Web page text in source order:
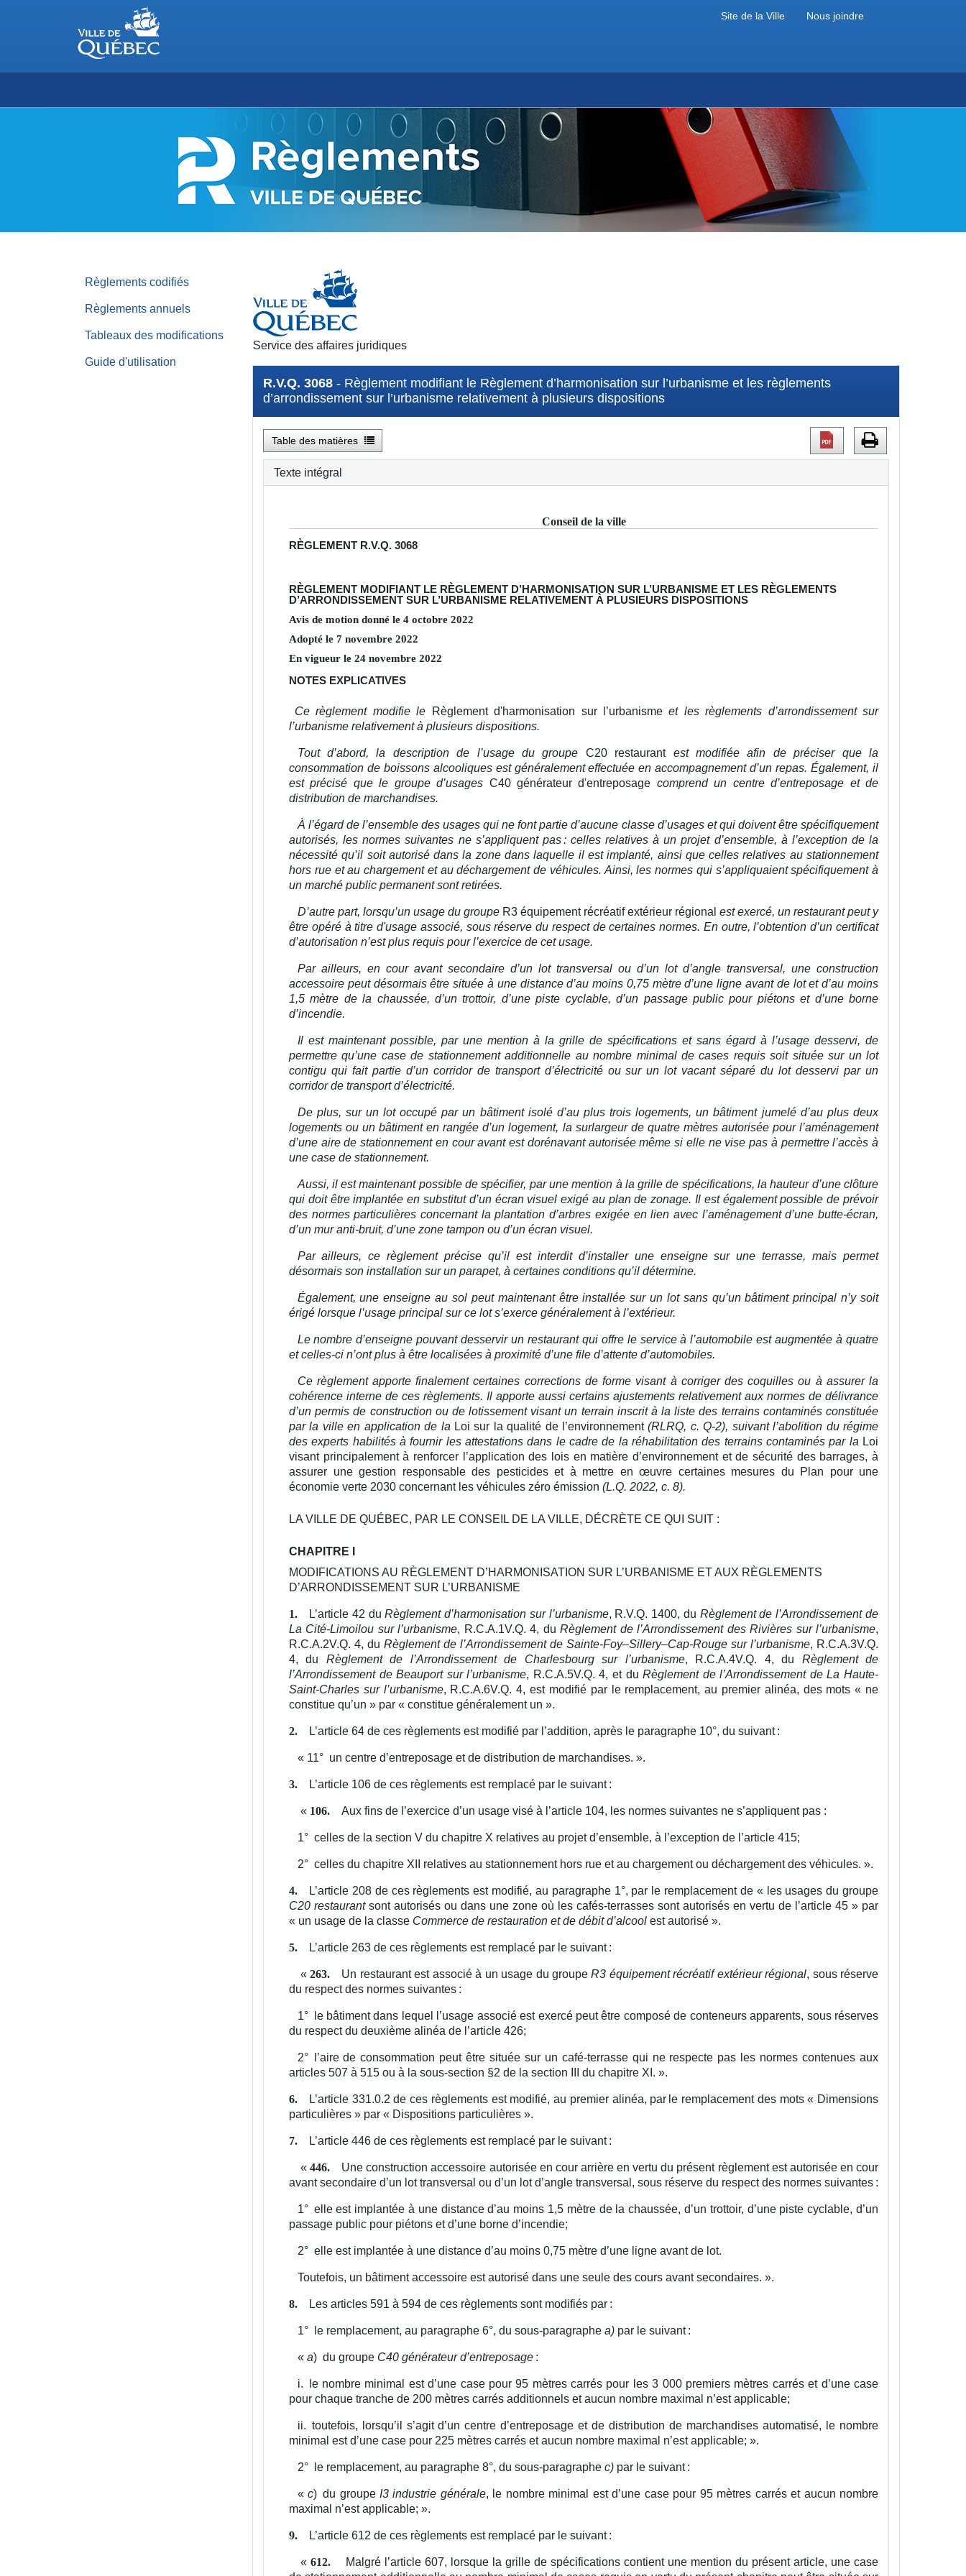
Nous joindre
Site de la Ville
Règlements codifiés
Règlements annuels
Tableaux des modifications
Guide d'utilisation
Service des affaires juridiques
R.V.Q. 3068 - Règlement modifiant le Règlement d’harmonisation sur l’urbanisme et les règlements
d’arrondissement sur l’urbanisme relativement à plusieurs dispositions
Table des matières
Texte intégral
Conseil de la ville
RÈGLEMENT R.V.Q. 3068
RÈGLEMENT MODIFIANT LE RÈGLEMENT D’HARMONISATION SUR L’URBANISME ET LES RÈGLEMENTS
D’ARRONDISSEMENT SUR L’URBANISME RELATIVEMENT À PLUSIEURS DISPOSITIONS
Avis de motion donné le 4 octobre 2022
Adopté le 7 novembre 2022
En vigueur le 24 novembre 2022
NOTES EXPLICATIVES
Ce règlement modifie le Règlement d'harmonisation sur l’urbanismeet les règlements d’arrondissement sur
l’urbanisme relativement à plusieurs dispositions.
Tout d’abord, la description de l’usage du groupe C20 restaurantest modifiée afin de préciser que la
consommation de boissons alcooliques est généralement effectuée en accompagnement d’un repas. Également, il
est précisé que le groupe d’usages C40 générateur d'entreposage comprend un centre d’entreposage et de
distribution de marchandises.
À l’égard de l’ensemble des usages qui ne font partie d’aucune classe d’usages et qui doivent être spécifiquement
autorisés, les normes suivantes ne s’appliquent pas : celles relatives à un projet d’ensemble, à l’exception de la
nécessité qu’il soit autorisé dans la zone dans laquelle il est implanté, ainsi que celles relatives au stationnement
hors rue et au chargement et au déchargement de véhicules. Ainsi, les normes qui s’appliquaient spécifiquement à
un marché public permanent sont retirées.
D’autre part, lorsqu’un usage du groupe R3 équipement récréatif extérieur régional est exercé, un restaurant peut y
être opéré à titre d'usage associé, sous réserve du respect de certaines normes. En outre, l’obtention d’un certificat
d’autorisation n’est plus requis pour l’exercice de cet usage.
Par ailleurs, en cour avant secondaire d’un lot transversal ou d’un lot d’angle transversal, une construction
accessoire peut désormais être située à une distance d’au moins 0,75 mètre d’une ligne avant de lot et d’au moins
1,5 mètre de la chaussée, d’un trottoir, d’une piste cyclable, d’un passage public pour piétons et d’une borne
d’incendie.
Il est maintenant possible, par une mention à la grille de spécifications et sans égard à l’usage desservi, de
permettre qu’une case de stationnement additionnelle au nombre minimal de cases requis soit située sur un lot
contigu qui fait partie d’un corridor de transport d’électricité ou sur un lot vacant séparé du lot desservi par un
corridor de transport d’électricité.
De plus, sur un lot occupé par un bâtiment isolé d’au plus trois logements, un bâtiment jumelé d’au plus deux
logements ou un bâtiment en rangée d’un logement, la surlargeur de quatre mètres autorisée pour l’aménagement
d’une aire de stationnement en cour avant est dorénavant autorisée même si elle ne vise pas à permettre l’accès à
une case de stationnement.
Aussi, il est maintenant possible de spécifier, par une mention à la grille de spécifications, la hauteur d’une clôture
qui doit être implantée en substitut d’un écran visuel exigé au plan de zonage. Il est également possible de prévoir
des normes particulières concernant la plantation d’arbres exigée en lien avec l’aménagement d’une butte-écran,
d’un mur anti-bruit, d’une zone tampon ou d’un écran visuel.
Par ailleurs, ce règlement précise qu’il est interdit d’installer une enseigne sur une terrasse, mais permet
désormais son installation sur un parapet, à certaines conditions qu’il détermine.
Également, une enseigne au sol peut maintenant être installée sur un lot sans qu’un bâtiment principal n’y soit
érigé lorsque l’usage principal sur ce lot s’exerce généralement à l’extérieur.
Le nombre d’enseigne pouvant desservir un restaurant qui offre le service à l’automobile est augmentée à quatre
et celles-ci n’ont plus à être localisées à proximité d’une file d’attente d’automobiles.
Ce règlement apporte finalement certaines corrections de forme visant à corriger des coquilles ou à assurer la
cohérence interne de ces règlements. Il apporte aussi certains ajustements relativement aux normes de délivrance
d’un permis de construction ou de lotissement visant un terrain inscrit à la liste des terrains contaminés constituée
par la ville en application de la Loi sur la qualité de l’environnement(RLRQ, c. Q-2), suivant l’abolition du régime
des experts habilités à fournir les attestations dans le cadre de la réhabilitation des terrains contaminés par la Loi
visant principalement à renforcer l’application des lois en matière d’environnement et de sécurité des barrages, à
assurer une gestion responsable des pesticides et à mettre en œuvre certaines mesures du Plan pour une
économie verte 2030 concernant les véhicules zéro émission (L.Q. 2022, c. 8).
LA VILLE DE QUÉBEC, PAR LE CONSEIL DE LA VILLE, DÉCRÈTE CE QUI SUIT :
CHAPITRE I
MODIFICATIONS AU RÈGLEMENT D’HARMONISATION SUR L’URBANISME ET AUX RÈGLEMENTS
D’ARRONDISSEMENT SUR L’URBANISME
1. L’article 42 duRèglement d’harmonisation sur l’urbanisme, R.V.Q. 1400, du Règlement de l’Arrondissement de
La Cité-Limoilou sur l’urbanisme, R.C.A.1V.Q. 4, duRèglement de l’Arrondissement des Rivières sur l’urbanisme,
R.C.A.2V.Q. 4, du Règlement de l’Arrondissement de Sainte‑Foy–Sillery–Cap‑Rouge sur l’urbanisme, R.C.A.3V.Q.
4, du Règlement de l’Arrondissement de Charlesbourg sur l’urbanisme, R.C.A.4V.Q. 4, du Règlement de
l’Arrondissement de Beauport sur l’urbanisme, R.C.A.5V.Q. 4, et duRèglement de l’Arrondissement de La Haute-
Saint-Charles sur l’urbanisme, R.C.A.6V.Q. 4, est modifié par le remplacement, au premier alinéa, des mots « ne
constitue qu’un » par « constitue généralement un ».
2. L’article 64 de ces règlements est modifié par l’addition, après le paragraphe 10°, du suivant :
« 11° un centre d’entreposage et de distribution de marchandises. ».
3. L’article 106 de ces règlements est remplacé par le suivant :
« 106. Aux fins de l’exercice d’un usage visé à l’article 104, les normes suivantes ne s’appliquent pas :
1° celles de la section V du chapitre X relatives au projet d’ensemble, à l’exception de l’article 415;
2° celles du chapitre XII relatives au stationnement hors rue et au chargement ou déchargement des véhicules. ».
4.
L’article 208 de ces règlements est modifié, au paragraphe 1°, par le remplacement de « les usages du groupe
C20 restaurantsont autorisés ou dans une zone où les cafés-terrasses sont autorisés en vertu de l’article 45 » par
« un usage de la classe Commerce de restauration et de débit d’alcool est autorisé ».
5. L’article 263 de ces règlements est remplacé par le suivant :
«263. Un restaurant est associé à un usage du groupeR3 équipement récréatif extérieur régional, sous réserve
du respect des normes suivantes :
1° le bâtiment dans lequel l’usage associé est exercé peut être composé de conteneurs apparents, sous réserves
du respect du deuxième alinéa de l’article 426;
2° l’aire de consommation peut être située sur un café-terrasse qui ne respecte pas les normes contenues aux
articles 507 à 515 ou à la sous-section §2 de la section III du chapitre XI. ».
6.
L’article 331.0.2 de ces règlements est modifié, au premier alinéa, par le remplacement des mots « Dimensions
particulières » par « Dispositions particulières ».
7. L’article 446 de ces règlements est remplacé par le suivant :
«446.
Une construction accessoire autorisée en cour arrière en vertu du présent règlement est autorisée en cour
avant secondaire d’un lot transversal ou d’un lot d’angle transversal, sous réserve du respect des normes suivantes :
1° elle est implantée à une distance d’au moins 1,5 mètre de la chaussée, d’un trottoir, d’une piste cyclable, d’un
passage public pour piétons et d’une borne d’incendie;
2° elle est implantée à une distance d’au moins 0,75 mètre d’une ligne avant de lot.
Toutefois, un bâtiment accessoire est autorisé dans une seule des cours avant secondaires. ».
8. Les articles 591 à 594 de ces règlements sont modifiés par :
1° le remplacement, au paragraphe 6°, du sous-paragraphe a)par le suivant :
« a) du groupe C40 générateur d’entreposage:
i. le nombre minimal est d’une case pour 95 mètres carrés pour les 3 000 premiers mètres carrés et d’une case
pour chaque tranche de 200 mètres carrés additionnels et aucun nombre maximal n’est applicable;
ii. toutefois, lorsqu’il s’agit d’un centre d’entreposage et de distribution de marchandises automatisé, le nombre
minimal est d’une case pour 225 mètres carrés et aucun nombre maximal n’est applicable; ».
2° le remplacement, au paragraphe 8°, du sous-paragraphe c)par le suivant :
«c) du groupe I3 industrie générale, le nombre minimal est d’une case pour 95 mètres carrés et aucun nombre
maximal n’est applicable; ».
9. L’article 612 de ces règlements est remplacé par le suivant :
« 612.
Malgré l’article 607, lorsque la grille de spécifications contient une mention du présent article, une case